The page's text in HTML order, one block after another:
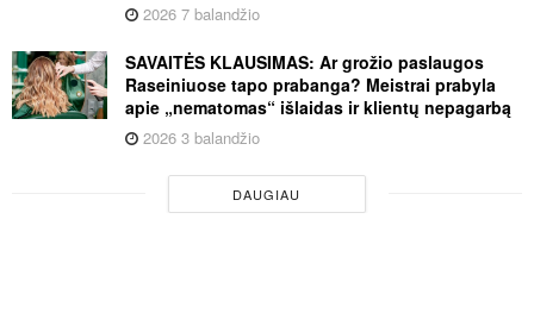
2026 7 balandžio
SAVAITĖS KLAUSIMAS: Ar grožio paslaugos
Raseiniuose tapo prabanga? Meistrai prabyla
apie „nematomas“ išlaidas ir klientų nepagarbą
2026 3 balandžio
DAUGIAU